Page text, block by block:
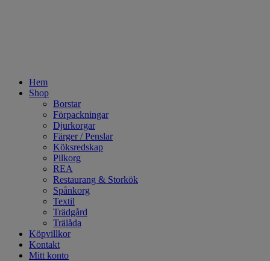
Hem
Shop
Borstar
Förpackningar
Djurkorgar
Färger / Penslar
Köksredskap
Pilkorg
REA
Restaurang & Storkök
Spånkorg
Textil
Trädgård
Trälåda
Köpvillkor
Kontakt
Mitt konto